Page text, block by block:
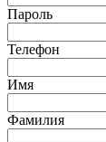
Пароль
Телефон
Имя
Фамилия